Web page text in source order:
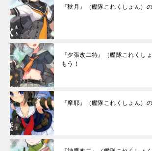
『秋月』（艦隊これくしょん）
『夕張改二特』（艦隊これくし
もう！
『摩耶』（艦隊これくしょん）